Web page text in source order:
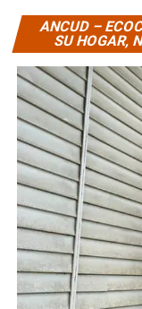
ANCUD –
SU HOGAR,